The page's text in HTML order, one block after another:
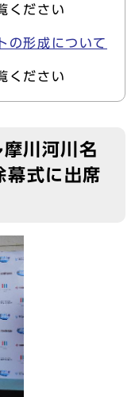
ください
の形成について
ください
川河川名
幕式に出席